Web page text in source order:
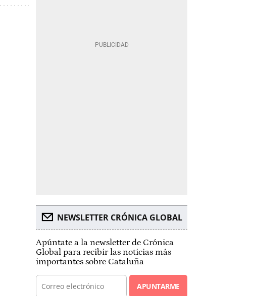
NEWSLETTER CRÓNICA GLOBAL
Apúntate a la newsletter de Crónica
Global para recibir las noticias más
importantes sobre Cataluña
APUNTARME